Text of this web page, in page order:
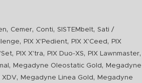
, Cemer, Conti,SISTEMbelt,Sati /
, PIX X'Pedient, PIX X'Ceed ,
PIX
, PIX X'tra, PIX Duo-XS, PIX Lawnmaster,
, Megadyne Oleostatic Gold ,
Megadyne
XDV, Megadyne Linea Gold ,
Megadyne